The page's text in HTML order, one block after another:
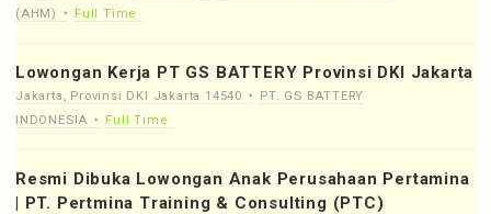
(AHM)
Full Time
Lowongan Kerja PT GS BATTERY Provinsi DKI Jakarta
Jakarta, Provinsi DKI Jakarta 14540
PT. GS BATTERY
INDONESIA
Full Time
Resmi Dibuka Lowongan Anak Perusahaan Pertamina
| PT. Pertmina Training & Consulting (PTC)